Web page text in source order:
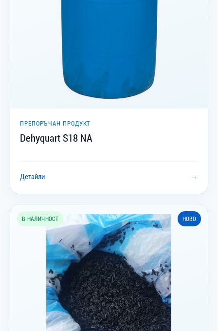
ПРЕПОРЪЧАН ПРОДУКТ
Dehyquart S18 NA
Детайли →
В НАЛИЧНОСТ НОВО